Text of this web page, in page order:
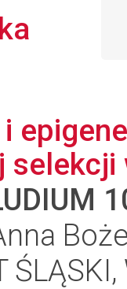
selekcji